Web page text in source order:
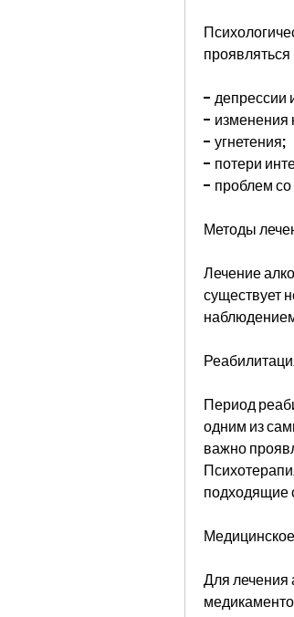
- депрессии
- изменения
- угнетения;
- потери
- проблем
Методы
Лечение
существует
Период
одним из
важно
подходящие
Для лечения